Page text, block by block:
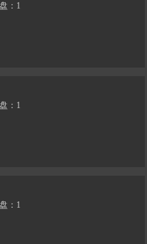
：1
：1
：1